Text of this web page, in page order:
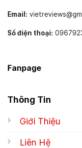
Email:
Số điện thoại:
Thông Tin
Giới Thiệu
Liên Hệ
Fanpage